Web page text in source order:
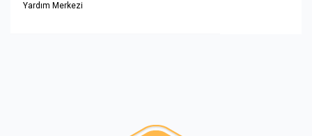
Yardım Merkezi